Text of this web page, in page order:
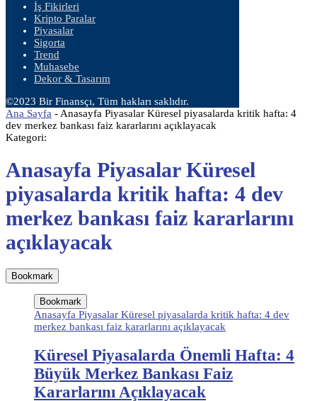
İş Fikirleri
Kripto Paralar
Piyasalar
Sigorta
Trend
Muhasebe
Dekor & Tasarım
©2023 Bir Finansçı, Tüm hakları saklıdır.
Ana Sayfa - Anasayfa Piyasalar Küresel piyasalarda kritik hafta: 4
dev merkez bankası faiz kararlarını açıklayacak
Kategori:
Anasayfa Piyasalar Küresel
piyasalarda kritik hafta: 4 dev
merkez bankası faiz kararlarını
açıklayacak
Bookmark
Bookmark
Anasayfa Piyasalar Küresel piyasalarda kritik hafta: 4 dev
merkez bankası faiz kararlarını açıklayacak
Küresel Piyasalarda Önemli Hafta: 4
Büyük Merkez Bankası Faiz
Kararlarını Açıklayacak